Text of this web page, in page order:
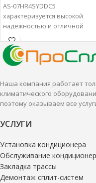
AS-07HR4SYDDC5
характеризуется высокой
надежностью и отличной
производительностью.
Настенные сплит-системы
всего подходят для
кондиционирования
Наша компания работает
климатического
поэтому оказываем все
УСЛУГИ
Установка кондиционера
Обслуживание
Закладка трассы
Демонтаж сплит-систем